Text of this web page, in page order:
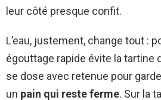
leur côté presque confit.
L’eau, justement, change tout :
égouttage rapide évite la tartine
se dose avec retenue pour
un pain qui reste ferme. Sur la